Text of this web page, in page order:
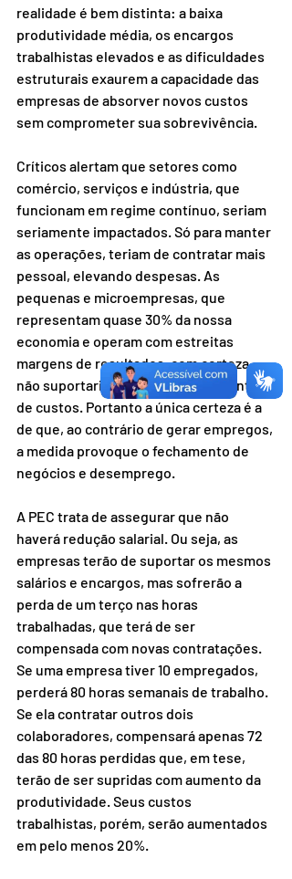
realidade é bem distinta: a baixa
produtividade média, os encargos
trabalhistas elevados e as dificuldades
estruturais exaurem a capacidade das
empresas de absorver novos custos
sem comprometer sua sobrevivência.
Críticos alertam que setores como
comércio, serviços e indústria, que
funcionam em regime contínuo, seriam
seriamente impactados. Só para manter
as operações, teriam de contratar mais
pessoal, elevando despesas. As
pequenas e microempresas, que
representam quase 30% da nossa
economia e operam com estreitas
margens de resultados, com certeza
não suportariam o inevitável aumento
de custos. Portanto a única certeza é a
de que, ao contrário de gerar empregos,
a medida provoque o fechamento de
negócios e desemprego.
A PEC trata de assegurar que não
haverá redução salarial. Ou seja, as
empresas terão de suportar os mesmos
salários e encargos, mas sofrerão a
perda de um terço nas horas
trabalhadas, que terá de ser
compensada com novas contratações.
Se uma empresa tiver 10 empregados,
perderá 80 horas semanais de trabalho.
Se ela contratar outros dois
colaboradores, compensará apenas 72
das 80 horas perdidas que, em tese,
terão de ser supridas com aumento da
produtividade. Seus custos
trabalhistas, porém, serão aumentados
em pelo menos 20%.